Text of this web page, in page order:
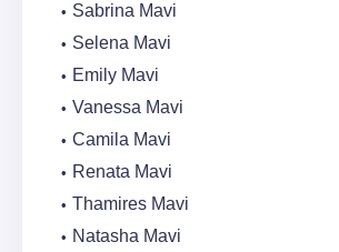
Sabrina Mavi
Selena Mavi
Emily Mavi
Vanessa Mavi
Camila Mavi
Renata Mavi
Thamires Mavi
Natasha Mavi